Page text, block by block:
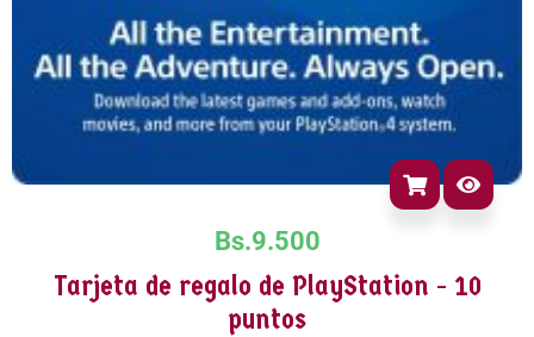
Bs.9.500
Tarjeta de regalo de PlayStation - 10
puntos